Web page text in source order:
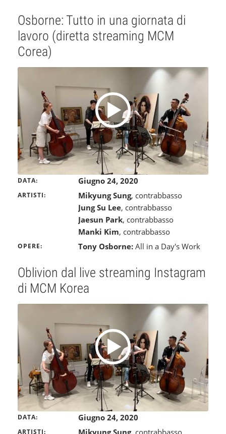
Osborne: Tutto in una giornata di
lavoro (diretta streaming MCM
Corea)
DATA Giugno 24, 2020
ARTISTI Mikyung Sung, contrabbasso
Jung Su Lee, contrabbasso
Jaesun Park, contrabbasso
Manki Kim, contrabbasso
OPERE Tony Osborne: All in a Day's Work
Oblivion dal live streaming Instagram
di MCM Korea
DATA Giugno 24, 2020
ARTISTI Mikyung Sung, contrabbasso